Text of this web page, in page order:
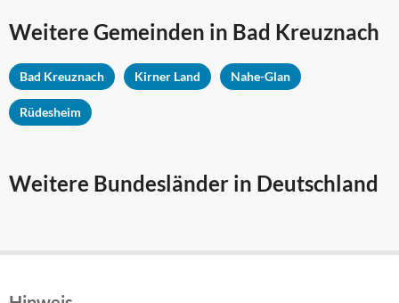
Weitere Gemeinden in Bad Kreuznach
Bad Kreuznach Kirner Land Nahe-Glan
Rüdesheim
Weitere Bundesländer in Deutschland